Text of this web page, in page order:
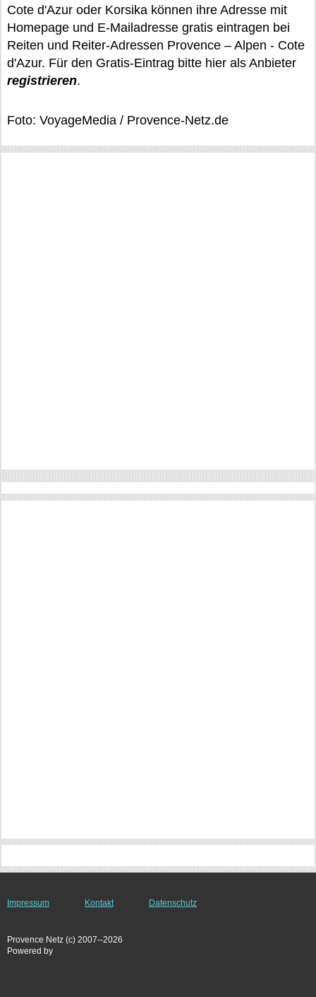
Cote d'Azur oder Korsika können ihre Adresse mit
Homepage und E-Mailadresse gratis eintragen bei
Reiten und Reiter-Adressen Provence – Alpen - Cote
d'Azur. Für den Gratis-Eintrag bitte hier als Anbieter
registrieren.
Foto: VoyageMedia / Provence-Netz.de
Impressum Kontakt Datenschutz
Provence Netz (c) 2007--2026
Powered by